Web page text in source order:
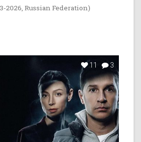
2026, Russian Federation)
11 3